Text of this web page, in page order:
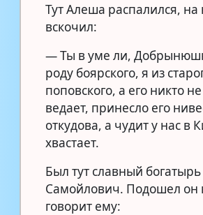
Тут Алеша распалился, на
вскочил:
— Ты в уме ли,
роду боярского, я из
поповского, а его никто
ведает, принесло его
откудова, а чудит у нас в
хвастает.
Был тут славный
Самойлович. Подошел он
говорит ему: